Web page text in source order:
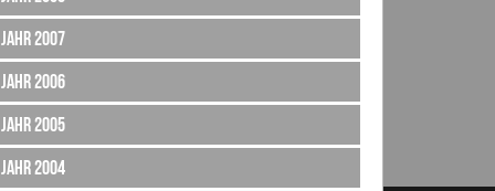
Jahr 2007
Jahr 2006
Jahr 2005
Jahr 2004